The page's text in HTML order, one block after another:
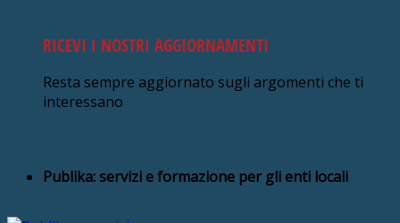
RICEVI I NOSTRI AGGIORNAMENTI
Resta sempre aggiornato sugli argomenti che ti
interessano
Publika: servizi e formazione per gli enti locali